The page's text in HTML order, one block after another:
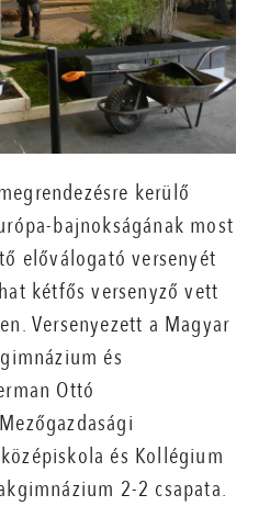
kerülő
bajnokságának most
előválogató versenyét
kétfős versenyző vett
Versenyezett a Magyar
és
Ottó
és Kollégium
2-2 csapata.